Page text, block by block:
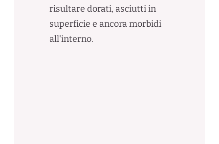
risultare dorati, asciutti in
superficie e ancora morbidi
all'interno.